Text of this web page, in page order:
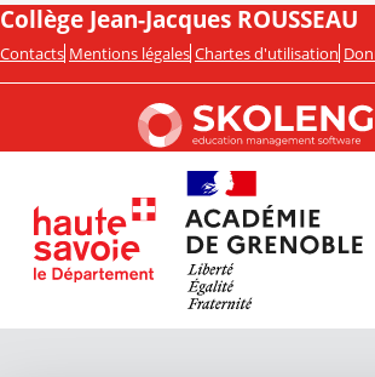
Collège Jean-Jacques ROUSSEAU
Contacts Mentions légales Chartes d'utilisation